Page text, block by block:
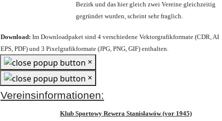
Bezirk und das hier gleich zwei Vereine gleichzeitig
gegründet wurden, scheint sehr fraglich.
Download: Im Downloadpaket sind 4 verschiedene Vektorgrafikformate (CDR, AI
EPS, PDF) und 3 Pixelgrafikformate (JPG, PNG, GIF) enthalten.
×
×
Vereinsinformationen:
Klub Sportowy Rewera Stanisławów (vor 1945)